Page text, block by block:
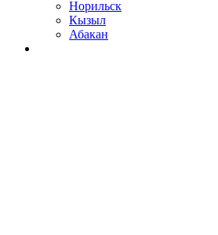
Норильск
Кызыл
Абакан